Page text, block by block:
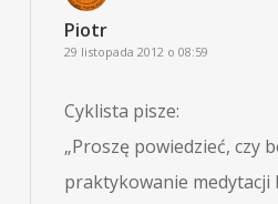
Piotr
29 listopada 2012 o 08:59
Cyklista pisze:
„Proszę powiedzieć, czy
praktykowanie medytacji